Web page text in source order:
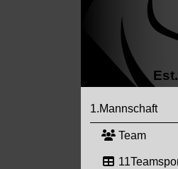
Est.
1.Mannschaft
Team